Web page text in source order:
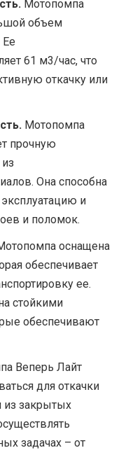
Мотопомпа
объем
Ее
61 м3/час, что
откачку или
Мотопомпа
прочную
Она способна
и
и поломок.
оснащена
обеспечивает
ее.
стойкими
обеспечивают
Веперь Лайт
для откачки
из закрытых
задачах – от